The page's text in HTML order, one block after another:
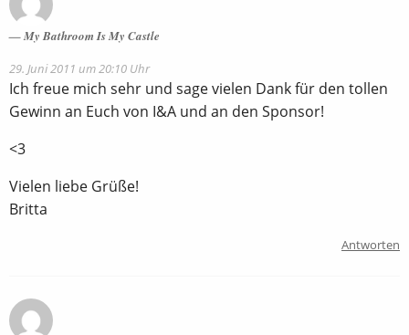
My Bathroom Is My Castle
29. Juni 2011 um 20:10 Uhr
Ich freue mich sehr und sage vielen Dank für den tollen
Gewinn an Euch von I&A und an den Sponsor!
<3
Vielen liebe Grüße!
Britta
Antworten